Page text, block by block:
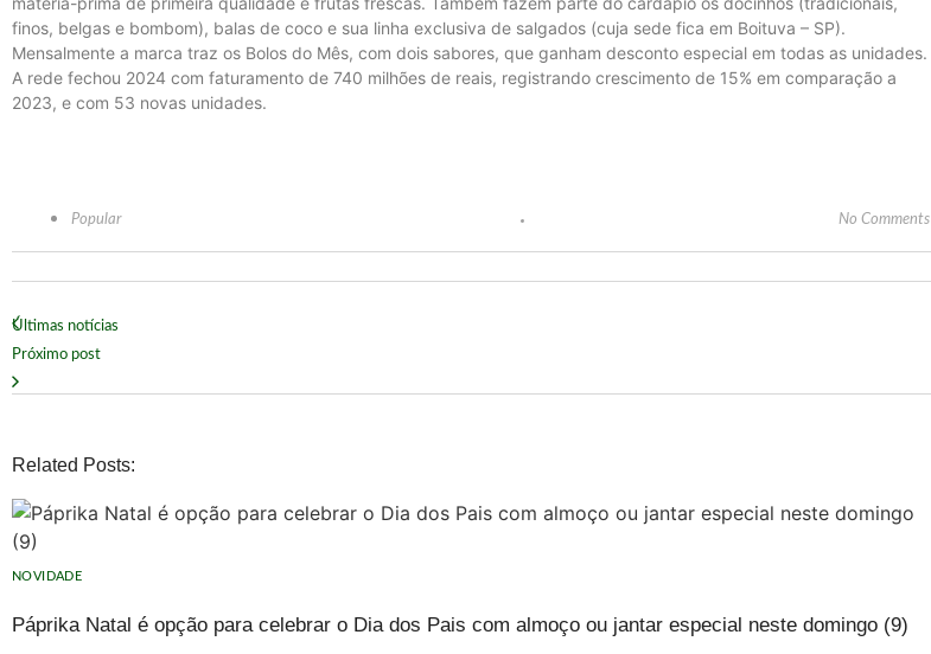
finos, belgas e bombom), balas de coco e sua linha exclusiva de salgados (cuja sede fica em Boituva – SP).
Mensalmente a marca traz os Bolos do Mês, com dois sabores, que ganham desconto especial em todas as unidades.
A rede fechou 2024 com faturamento de 740 milhões de reais, registrando crescimento de 15% em comparação a
2023, e com 53 novas unidades.
Popular No Comments
Últimas notícias
Próximo post
Related Posts:
NOVIDADE
Páprika Natal é opção para celebrar o Dia dos Pais com almoço ou jantar especial neste domingo (9)